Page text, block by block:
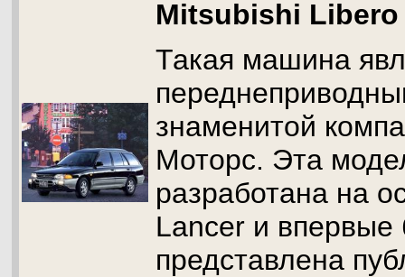
Mitsubishi Libero
Такая машина
знаменитой
Моторс. Эта
разработана на
Lancer и впервые
представлена